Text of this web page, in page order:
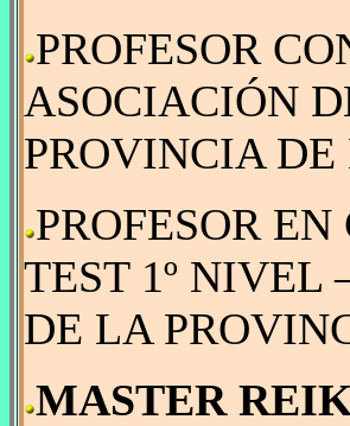
PROFESOR
ASOCIACIÓN
PROVINCIA DE
PROFESOR
TEST 1º NIVEL
DE LA
MASTER